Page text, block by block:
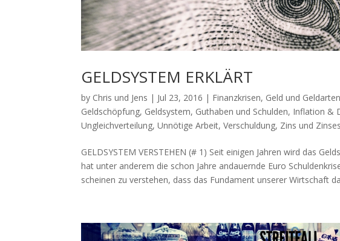
GELDSYSTEM ERKLÄRT
by Chris und Jens | Jul 23, 2016 | Finanzkrisen, Geld und Geldarten
Geldschöpfung, Geldsystem, Guthaben und Schulden, Inflation &
Ungleichverteilung,Unnötige Arbeit,Verschuldung, Zins und
GELDSYSTEM VERSTEHEN (# 1) Seit einigen Jahren wird das
hat unter anderem die schon Jahre andauernde Euro
scheinen zu verstehen, dass das Fundament unserer Wirtschaft